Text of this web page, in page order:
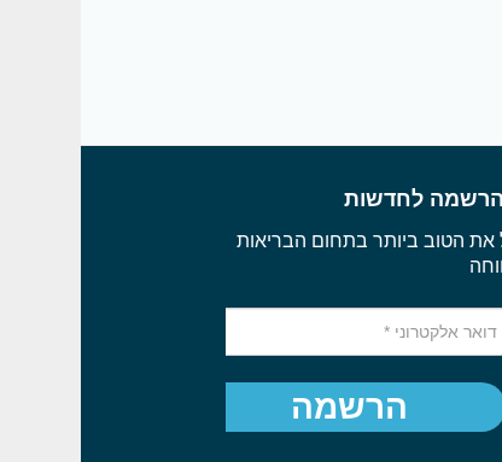
לחדשות
את הטוב ביותר בתחום הבריאות
הרשמה